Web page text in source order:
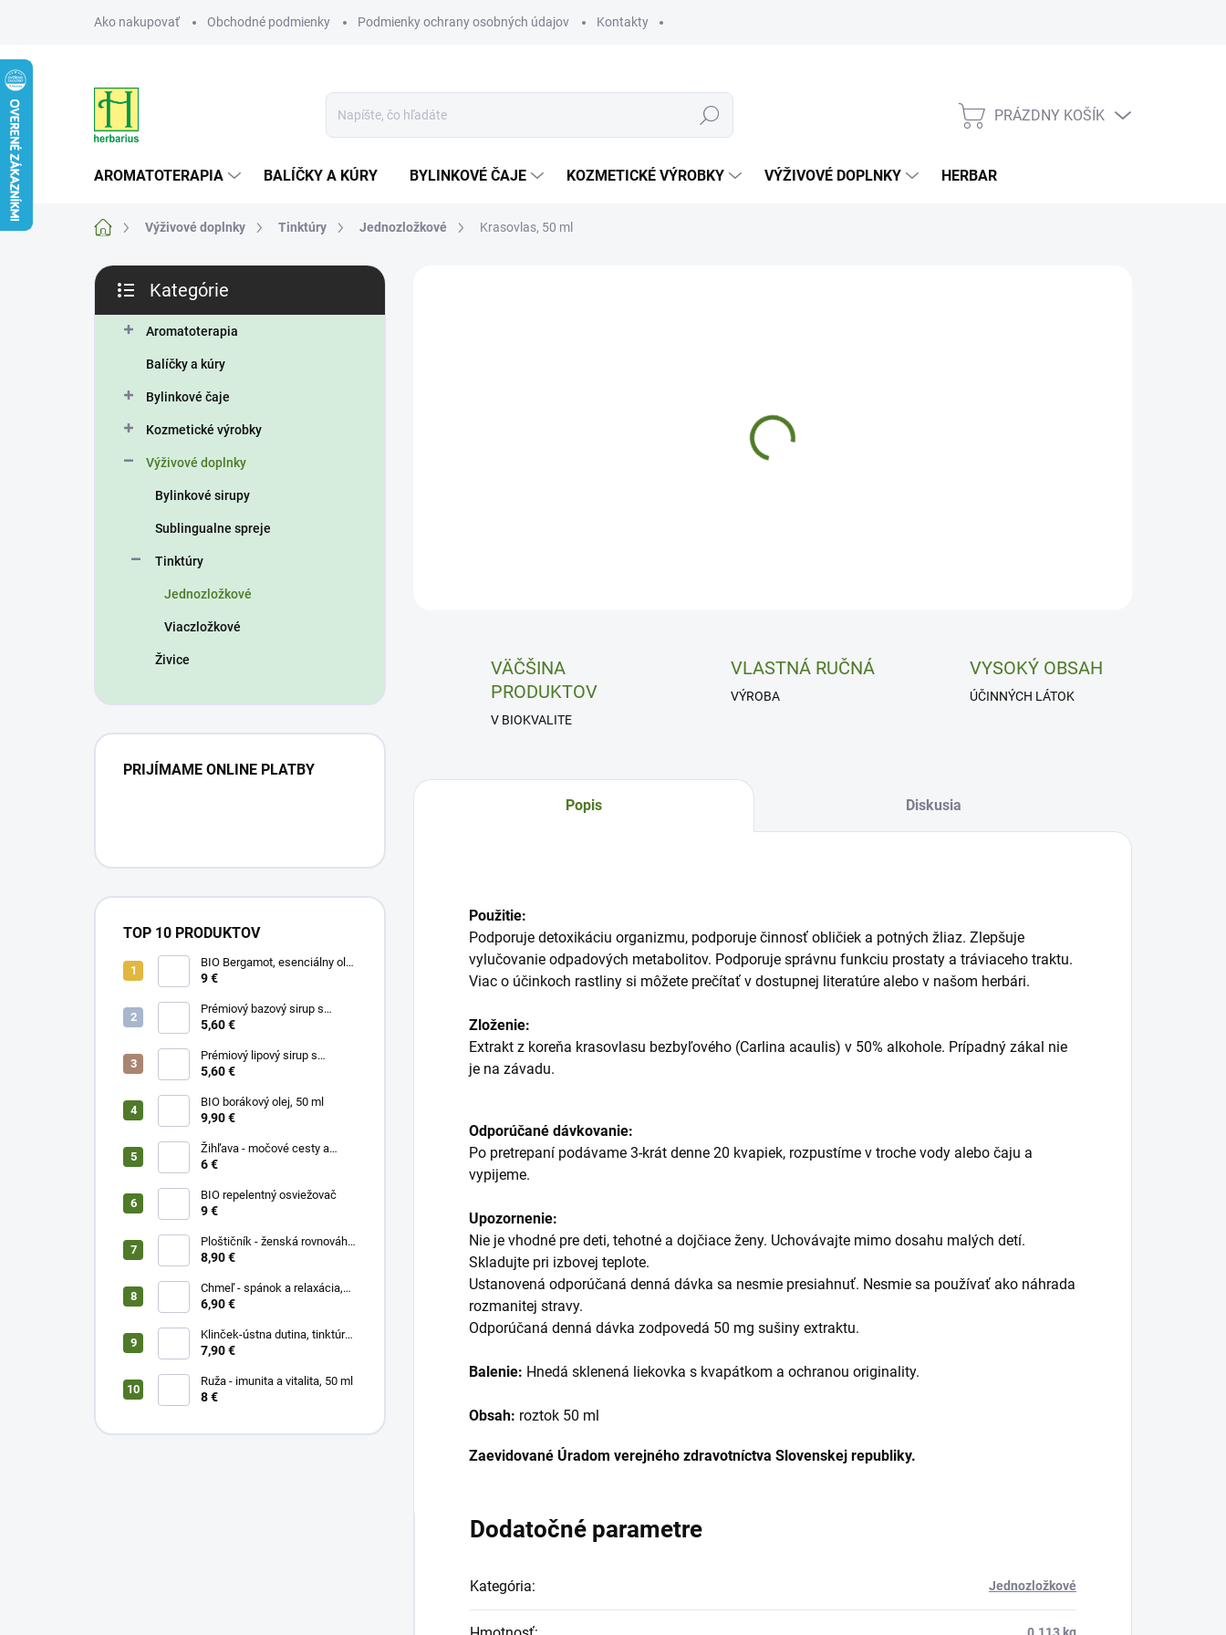
Ako nakupovať Obchodné podmienky Podmienky ochrany osobných údajov Kontakty
Hľadať
NÁKUPNÝ
PRÁZDNY KOŠÍK
AROMATOTERAPIA BALÍČKY A KÚRY BYLINKOVÉ ČAJE KOZMETICKÉ VÝROBKY VÝŽIVOVÉ DOPLNKY HERBAR
DomovVýživové doplnky Tinktúry Jednozložkové Krasovlas, 50 ml
B
č
kategórie
Kategórie
Aromatoterapia
Balíčky a kúry
Bylinkové čaje
Kozmetické výrobky
Výživové doplnky
Bylinkové sirupy
Sublingualne spreje
Tinktúry
Jednozložkové
Viaczložkové
Živice
PRIJÍMAME ONLINE PLATBY
TOP 10 PRODUKTOV
BIO Bergamot, esenciálny olej
10 ml
9 €
Prémiový bazový sirup s
limetkou a vitam. C
5,60 €
Prémiový lipový sirup s
citrónom a vitamínom C
5,60 €
BIO borákový olej, 50 ml
9,90 €
Žihľava - močové cesty a
prostata, 50 ml
6 €
BIO repelentný osviežovač
9 €
Ploštičník - ženská rovnováha,
50 ml
8,90 €
Chmeľ - spánok a relaxácia,
50 ml
6,90 €
Klinček-ústna dutina, tinktúra
50 ml
7,90 €
Ruža - imunita a vitalita, 50 ml
8 €
VÄČŠINA
PRODUKTOV
V BIOKVALITE
VLASTNÁ RUČNÁ
VÝROBA
VYSOKÝ OBSAH
ÚČINNÝCH LÁTOK
Popis Diskusia
Použitie:
Podporuje detoxikáciu organizmu, podporuje činnosť obličiek a potných žliaz. Zlepšuje
vylučovanie odpadových metabolitov. Podporuje správnu funkciu prostaty a tráviaceho traktu.
Viac o účinkoch rastliny si môžete prečítať v dostupnej literatúre alebo v našom herbári.
Zloženie:
Extrakt z koreňa krasovlasu bezbyľového (Carlina acaulis) v 50% alkohole. Prípadný zákal nie
je na závadu.
Odporúčané dávkovanie:
Po pretrepaní podávame 3-krát denne 20 kvapiek, rozpustíme v troche vody alebo čaju a
vypijeme.
Upozornenie:
Nie je vhodné pre deti, tehotné a dojčiace ženy. Uchovávajte mimo dosahu malých detí.
Skladujte pri izbovej teplote.
Ustanovená odporúčaná denná dávka sa nesmie presiahnuť. Nesmie sa používať ako náhrada
rozmanitej stravy.
Odporúčaná denná dávka zodpovedá 50 mg sušiny extraktu.
Balenie: Hnedá sklenená liekovka s kvapátkom a ochranou originality.
Obsah: roztok 50 ml
Zaevidované Úradom verejného zdravotníctva Slovenskej republiky.
Dodatočné parametre
Kategória: Jednozložkové